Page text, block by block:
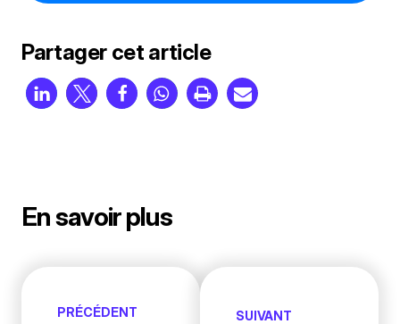
Partager cet article
En savoir plus
PRÉCÉDENT SUIVANT